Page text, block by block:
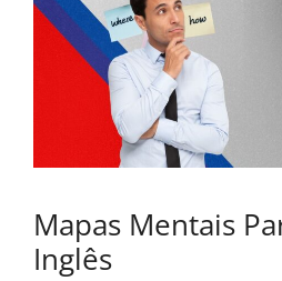
Mapas Mentais
Inglês